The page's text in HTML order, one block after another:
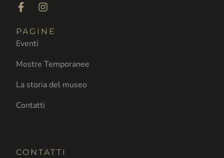
PAGINE
Eventi
Mostre Temporanee
La storia del museo
Contatti
CONTATTI